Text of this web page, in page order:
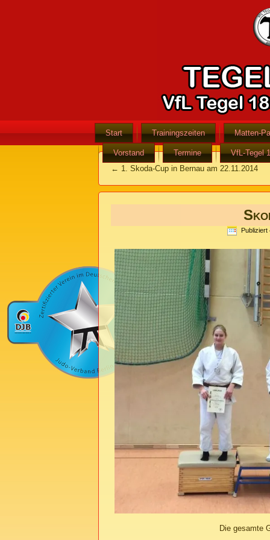
Start Trainingszeiten Matten-
Vorstand Termine
VfL-Tegel
← 1. Skoda-Cup in Bernau am 22.11.2014
Publiziert
Die gesamte